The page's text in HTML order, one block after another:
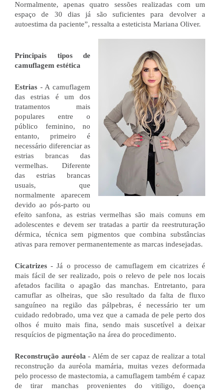
Normalmente, apenas quatro sessões realizadas com um
espaço de 30 dias já são suficientes para devolver a
autoestima da paciente”, ressalta a esteticista Mariana Oliver.
Principais tipos de
camuflagem estética
Estrias - A camuflagem
das estrias é um dos
tratamentos mais
populares entre o
público feminino, no
entanto, primeiro é
necessário diferenciar as
estrias brancas das
vermelhas. Diferente
das estrias brancas
usuais, que
normalmente aparecem
devido ao pós-parto ou
efeito sanfona, as estrias vermelhas são mais comuns em
adolescentes e devem ser tratadas a partir da reestruturação
dérmica, técnica sem pigmentos que combina substâncias
ativas para remover permanentemente as marcas indesejadas.
Cicatrizes - Já o processo de camuflagem em cicatrizes é
mais fácil de ser realizado, pois o relevo de pele nos locais
afetados facilita o apagão das manchas. Entretanto, para
camuflar as olheiras, que são resultado da falta de fluxo
sanguíneo na região das pálpebras, é necessário ter um
cuidado redobrado, uma vez que a camada de pele perto dos
olhos é muito mais fina, sendo mais suscetível a deixar
resquícios de pigmentação na área do procedimento.
Reconstrução auréola - Além de ser capaz de realizar a total
reconstrução da auréola mamária, muitas vezes deformada
pelo processo de mastectomia, a camuflagem também é capaz
de tirar manchas provenientes do vitiligo, doença